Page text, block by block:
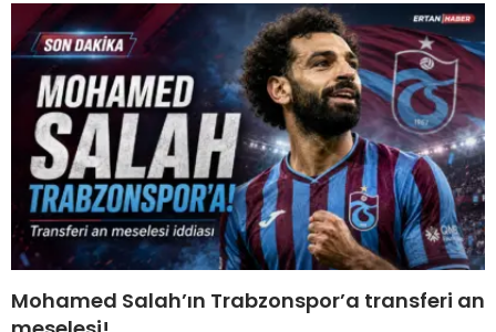
Mohamed Salah’ın Trabzonspor’a transferi an